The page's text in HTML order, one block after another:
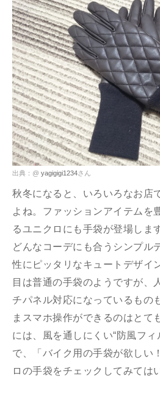
出典：@ yagigigi1234さん
秋冬になると、いろいろなお店
よね。ファッションアイテムを
るユニクロにも手袋が登場しま
どんなコーデにも合うシンプル
性にピッタリなキュートデザイ
目は普通の手袋のようですが、
チパネル対応になっているもの
まスマホ操作ができるのはとて
には、風を通しにくい“防風フ
で、「バイク用の手袋が欲しい
ロの手袋をチェックしてみては